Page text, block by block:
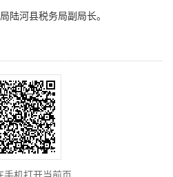
陆河县税务局副局长。